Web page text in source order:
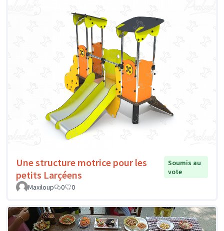
Une structure motrice pour les
petits Larçéens
Soumis au
vote
Maxiloup
0 0